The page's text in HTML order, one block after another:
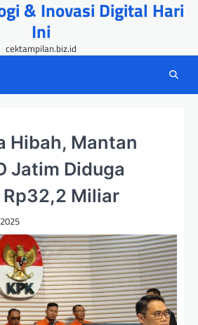
& Inovasi Digital Hari
Ini
cektampilan.biz.id
Hibah, Mantan
Jatim Diduga
Miliar